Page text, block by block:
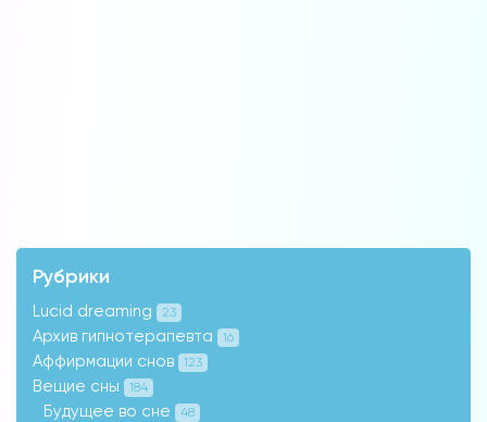
Рубрики
Lucid dreaming 23
Архив гипнотерапевта 16
Аффирмации снов 123
Вещие сны 184
Будущее во сне 48